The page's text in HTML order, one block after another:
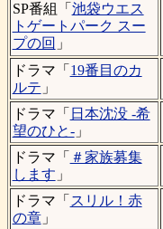
SP番組「 池袋ウエス
トゲートパーク スー
プの回 」
ドラマ「 19番目のカ
ルテ 」
ドラマ「 日本沈没 -希
望のひと-」
ドラマ「 ＃家族募集
します 」
ドラマ「 スリル！赤
の章」